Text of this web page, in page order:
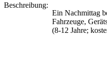
Beschreibung:
Ein Nachmittag
Fahrzeuge,
(8-12 Jahre;